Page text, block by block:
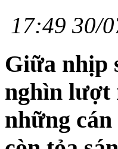
17:49 30/
Giữa nhịp
nghìn lượt
những